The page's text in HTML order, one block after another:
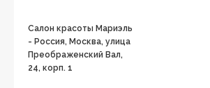
Салон красоты Мариэль
- Россия, Москва, улица
Преображенский Вал,
24, корп. 1